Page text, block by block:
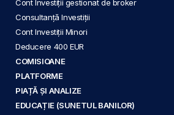
Cont Investiții gestionat de broker
Consultanță Investiții
Cont Investiții Minori
Deducere 400 EUR
COMISIOANE
PLATFORME
PIAȚĂ ȘI ANALIZE
EDUCAȚIE (SUNETUL BANILOR)